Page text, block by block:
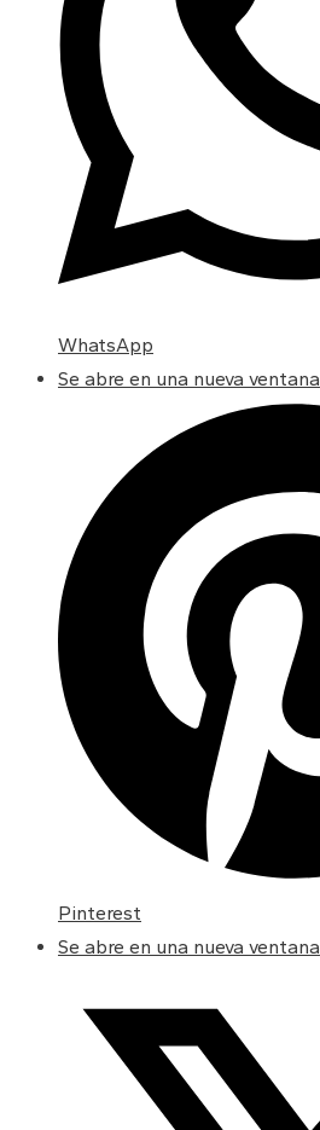
WhatsApp
Se abre en una nueva ventana
Pinterest
Se abre en una nueva ventana